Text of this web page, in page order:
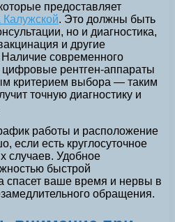
предоставляет
Калужской. Это должны быть
но и диагностика,
и другие
современного
цифровые рентген-аппараты
критерием выбора — таким
точную диагностику и
работы и расположение
если есть круглосуточное
случаев. Удобное
быстрой
спасет ваше время и нервы в
обращения.